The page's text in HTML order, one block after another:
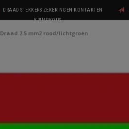
DRAAD STEKKERS ZEKERINGEN KONTAKTEN
KRIMPKOUS
Draad 2.5 mm2 rood/lichtgroen